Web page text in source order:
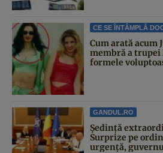
CE SE ÎNTÂMPLĂ
Cum arată acum
membră a trupei
formele
GANDUL.RO
Şedinţă
Surprize pe
urgență,